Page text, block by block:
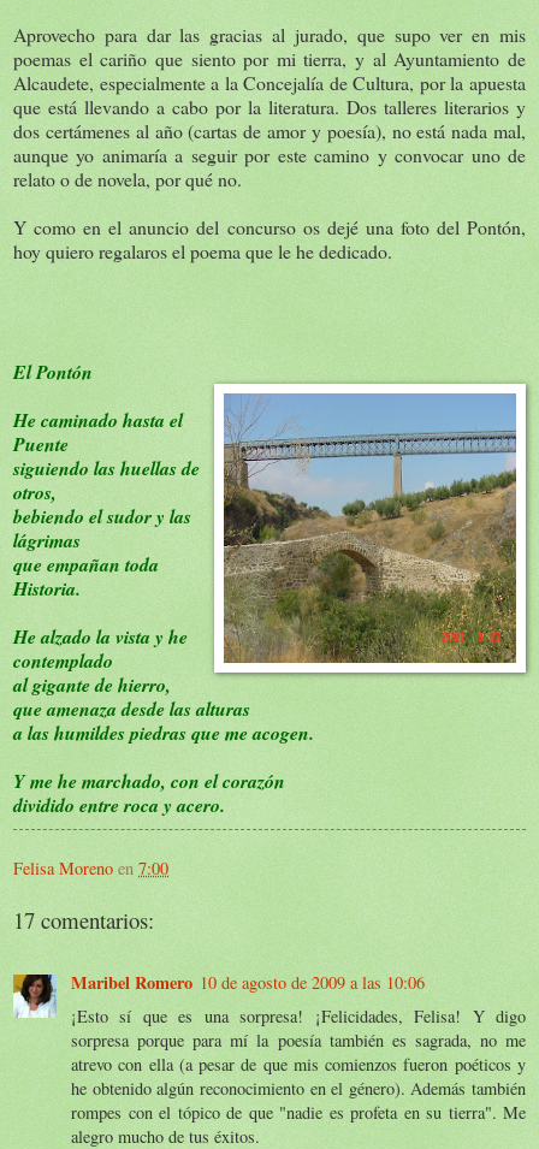
Aprovecho para dar las gracias al jurado, que supo ver en mis
poemas el cariño que siento por mi tierra, y al Ayuntamiento de
Alcaudete, especialmente a la Concejalía de Cultura, por la apuesta
que está llevando a cabo por la literatura. Dos talleres literarios y
dos certámenes al año (cartas de amor y poesía), no está nada mal,
aunque yo animaría a seguir por este camino y convocar uno de
relato o de novela, por qué no.
Y como en el anuncio del concurso os dejé una foto del Pontón,
hoy quiero regalaros el poema que le he dedicado.
El Pontón
He caminado hasta el
Puente
siguiendo las huellas de
otros,
bebiendo el sudor y las
lágrimas
que empañan toda
Historia.
He alzado la vista y he
contemplado
al gigante de hierro,
que amenaza desde las alturas
a las humildes piedras que me acogen.
Y me he marchado, con el corazón
dividido entre roca y acero.
Felisa Moreno en 7:00
17 comentarios:
Maribel Romero 10 de agosto de 2009 a las 10:06
¡Esto sí que es una sorpresa! ¡Felicidades, Felisa! Y digo
sorpresa porque para mí la poesía también es sagrada, no me
atrevo con ella (a pesar de que mis comienzos fueron poéticos y
he obtenido algún reconocimiento en el género). Además también
rompes con el tópico de que "nadie es profeta en su tierra". Me
alegro mucho de tus éxitos.